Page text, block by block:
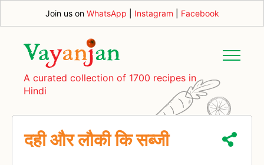
Join us on WhatsApp Instagram Facebook
A curated collection of 1700 recipes in
Hindi
दही और लौकी कि सब्जी